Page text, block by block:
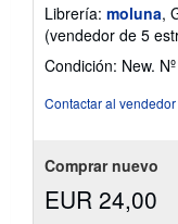
Librería: moluna,
(vendedor de 5
Condición: New.
Contactar al vendedor
Comprar nuevo
EUR 24,00